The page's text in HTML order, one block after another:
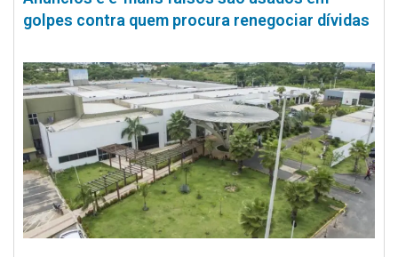
golpes contra quem procura renegociar dívidas